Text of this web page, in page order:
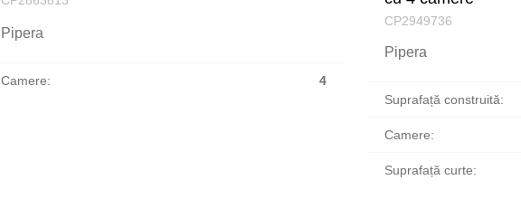
Pipera
Camere: 4
CP2949736
Pipera
Suprafață construită:
Camere:
Suprafață curte: